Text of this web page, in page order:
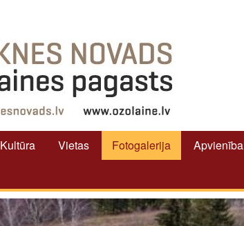
Kultūra Vietas Fotogalerija Apvienība